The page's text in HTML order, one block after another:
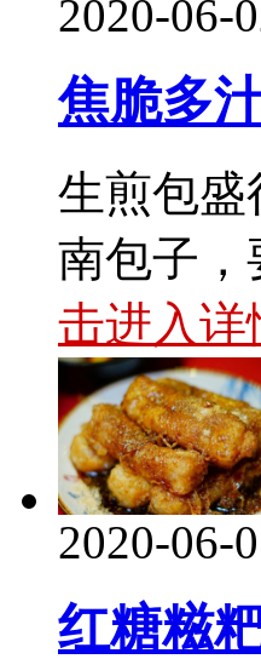
2020-06-
焦脆多
生煎包盛
南包子，
击进入详
2020-06-
红糖糍